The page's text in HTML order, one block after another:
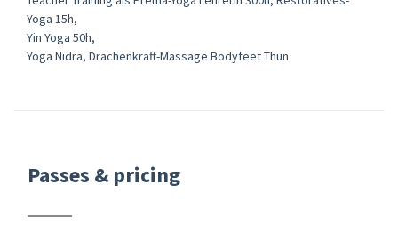
Yoga 15h,
Yin Yoga 50h,
Yoga Nidra, Drachenkraft-Massage Bodyfeet Thun
Passes & pricing